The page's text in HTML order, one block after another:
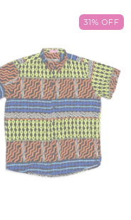
31% OFF